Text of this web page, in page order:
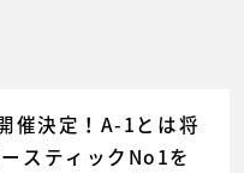
催決定！A-1とは将
スティックNo1を